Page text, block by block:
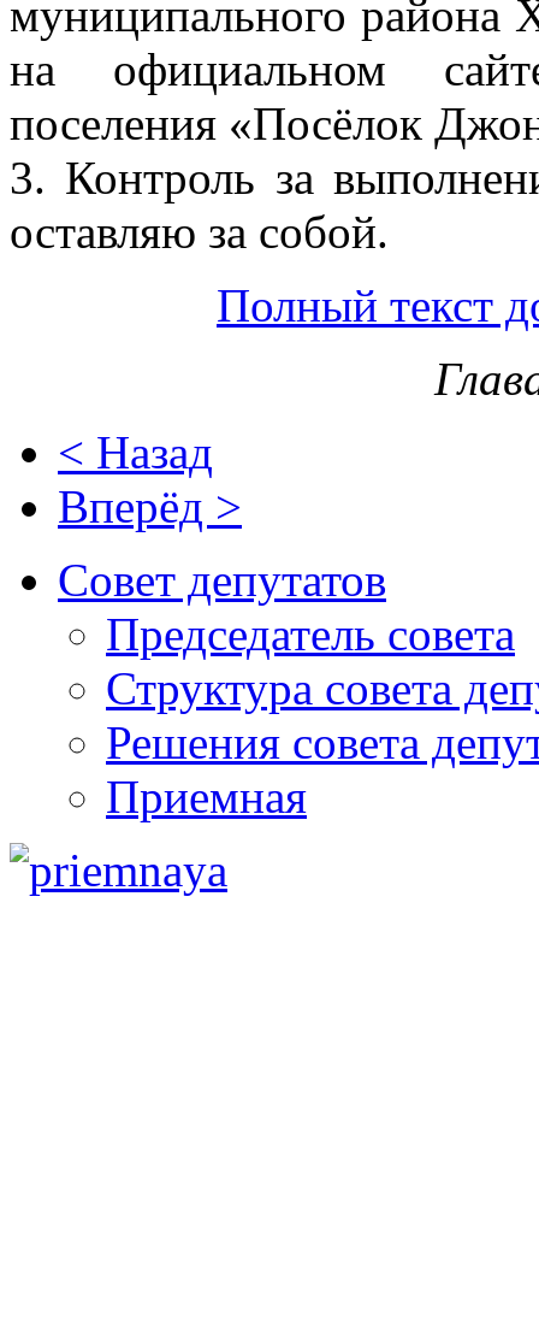
муниципального района
на официальном
поселения «Посёлок
3. Контроль за
оставляю за собой.
Полный текст
< Назад
Вперёд >
Совет депутатов
Председатель совета
Структура совета
Решения совета
Приемная